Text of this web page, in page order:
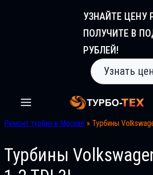
УЗНАЙТЕ ЦЕНУ
ПОЛУЧИТЕ В
РУБЛЕЙ!
Узнать
Ремонт турбин в Москве » Турбины
Турбины